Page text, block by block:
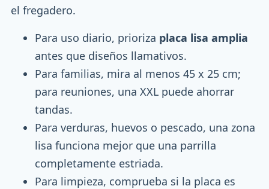
el fregadero.
Para uso diario, prioriza placa lisa amplia
antes que diseños llamativos.
Para familias, mira al menos 45 x 25 cm;
para reuniones, una XXL puede ahorrar
tandas.
Para verduras, huevos o pescado, una zona
lisa funciona mejor que una parrilla
completamente estriada.
Para limpieza, comprueba si la placa es